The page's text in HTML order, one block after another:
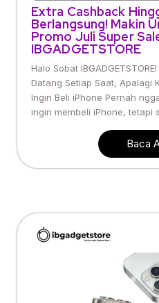
Extra Cashback
Berlangsung! Makin
Promo Juli Super
IBGADGETSTORE
Halo Sobat
Datang Setiap Saat, Apalagi
Ingin Beli iPhone Pernah
ingin membeli iPhone, tetapi
Baca